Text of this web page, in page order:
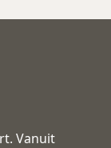
Vanuit